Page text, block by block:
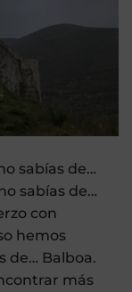
sabías de…
sabías de…
con
hemos
de… Balboa.
más